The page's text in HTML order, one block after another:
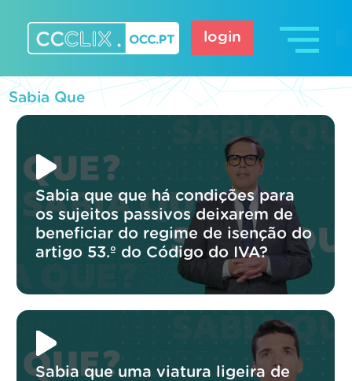
content
login
Sabia Que
Sabia que que há condições para
os sujeitos passivos deixarem de
beneficiar do regime de isenção do
artigo 53.º do Código do IVA?
Sabia que uma viatura ligeira de